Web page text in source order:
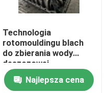
Technologia
rotomouldingu blach
do zbierania wody
deszczowej
Najlepsza cena